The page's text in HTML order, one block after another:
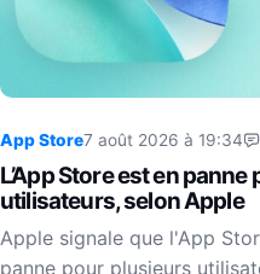
App Store7 août 2026 à 19:34
L’App Store est en
utilisateurs, selon Apple
Apple signale que l'App
panne pour plusieurs